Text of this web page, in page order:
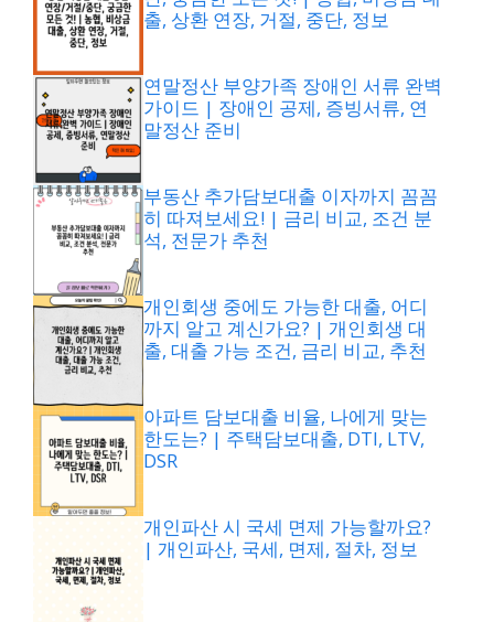
출, 상환 연장, 거절, 중단, 정보
연말정산 부양가족 장애인 서류 완벽
가이드 | 장애인 공제, 증빙서류, 연
말정산 준비
부동산 추가담보대출 이자까지 꼼꼼
히 따져보세요! | 금리 비교, 조건 분
석, 전문가 추천
개인회생 중에도 가능한 대출, 어디
까지 알고 계신가요? | 개인회생 대
출, 대출 가능 조건, 금리 비교, 추천
아파트 담보대출 비율, 나에게 맞는
한도는? | 주택담보대출, DTI, LTV,
DSR
개인파산 시 국세 면제 가능할까요?
| 개인파산, 국세, 면제, 절차, 정보